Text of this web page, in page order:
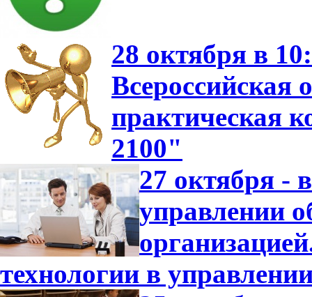
28 октября в
Всероссийская
практическая
2100"
27 октября -
управлении
технологии в